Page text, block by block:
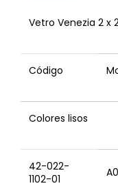
Vetro Venezia 2 x
Código
Colores lisos
42-022-
1102-01